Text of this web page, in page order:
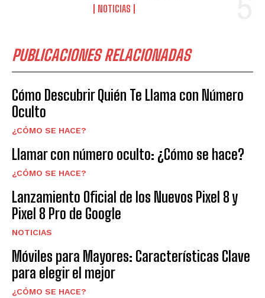
NOTICIAS
PUBLICACIONES RELACIONADAS
Cómo Descubrir Quién Te Llama con Número
Oculto
¿CÓMO SE HACE?
Llamar con número oculto: ¿Cómo se hace?
¿CÓMO SE HACE?
Lanzamiento Oficial de los Nuevos Pixel 8 y
Pixel 8 Pro de Google
NOTICIAS
Móviles para Mayores: Características Clave
para elegir el mejor
¿CÓMO SE HACE?